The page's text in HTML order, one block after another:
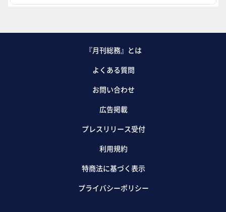
『月刊総務』とは
よくある質問
お問い合わせ
広告掲載
プレスリリース受付
利用規約
特商法に基づく表示
プライバシーポリシー